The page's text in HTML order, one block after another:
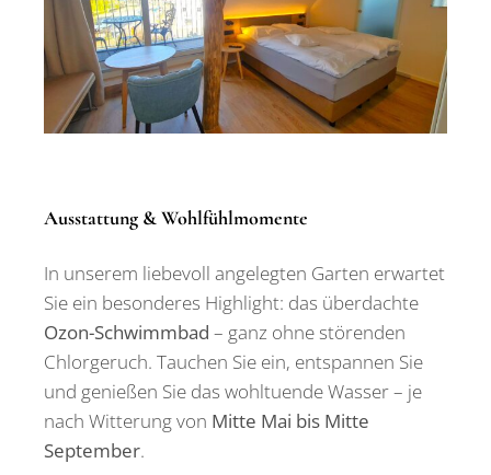
Ausstattung & Wohlfühlmomente
In unserem liebevoll angelegten Garten erwartet
Sie ein besonderes Highlight: das überdachte
Ozon-Schwimmbad – ganz ohne störenden
Chlorgeruch. Tauchen Sie ein, entspannen Sie
und genießen Sie das wohltuende Wasser – je
nach Witterung von Mitte Mai bis Mitte
September.